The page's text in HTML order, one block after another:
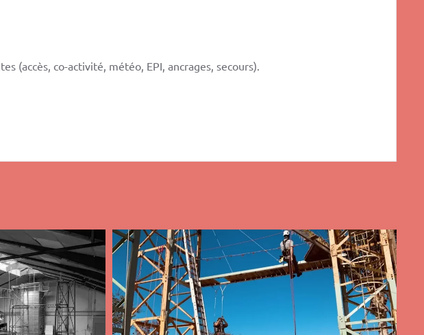
(accès, co-activité, météo, EPI, ancrages, secours).